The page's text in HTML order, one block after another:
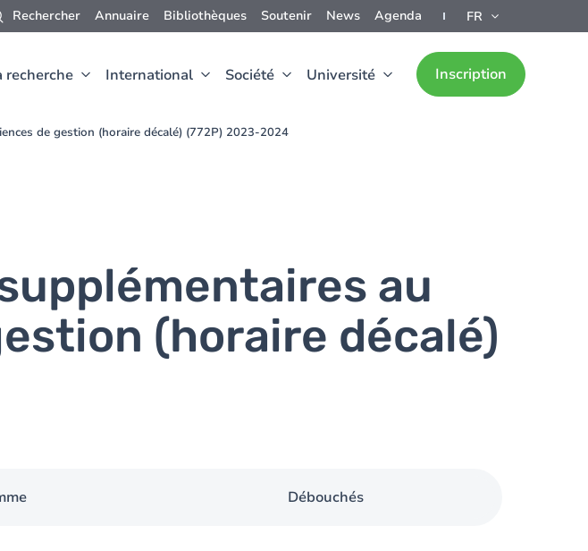
Rechercher Annuaire Bibliothèques Soutenir News Agenda FR
recherche International Société Université Inscription
de gestion (horaire décalé) (772P) 2023-2024
au
(horaire décalé)
Débouchés